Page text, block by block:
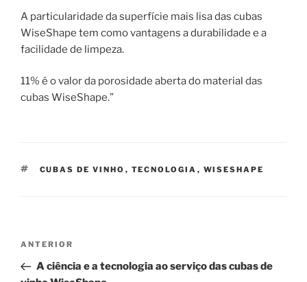
A particularidade da superfície mais lisa das cubas
WiseShape tem como vantagens a durabilidade e a
facilidade de limpeza.
11% é o valor da porosidade aberta do material das
cubas WiseShape.”
ETIQUETAS
CUBAS DE VINHO , TECNOLOGIA , WISESHAPE
Navegação
artigos
Conteúdo
anterior
ANTERIOR
A ciência e a tecnologia ao serviço das cubas de